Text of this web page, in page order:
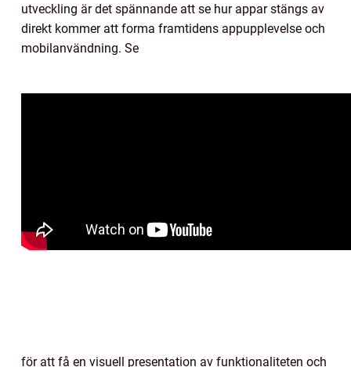
utveckling är det spännande att se hur appar stängs av
direkt kommer att forma framtidens appupplevelse och
mobilanvändning. Se
för att få en visuell presentation av funktionaliteten och